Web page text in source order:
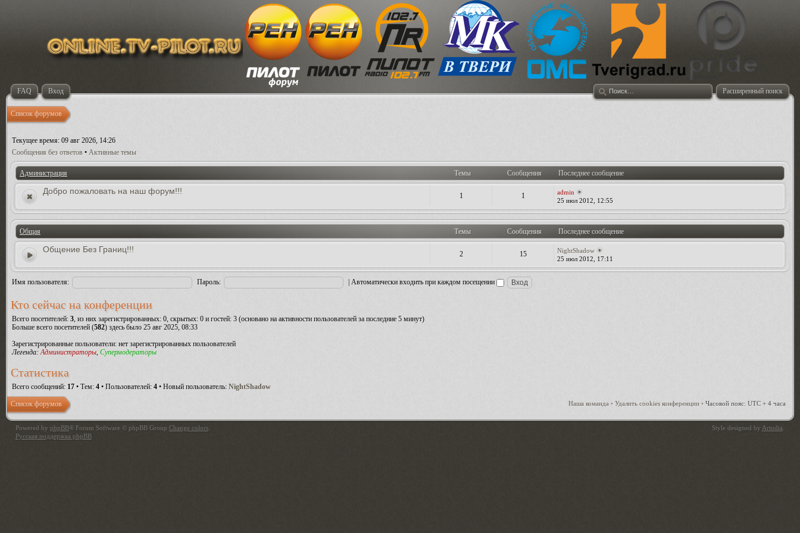
Расширенный поиск
FAQ Вход
Список форумов
Текущее время: 09 авг 2026, 14:26
Сообщения без ответов • Активные темы
Администрация Темы Сообщения Последнее сообщение
Добро пожаловать на наш форум!!! 1 1
admin
25 июл 2012, 12:55
Общая Темы Сообщения Последнее сообщение
Общение Без Границ!!! 2 15
NightShadow
25 июл 2012, 17:11
Имя пользователя: Пароль: | Автоматически входить при каждом посещении
Кто сейчас на конференции
Всего посетителей: 3, из них зарегистрированных: 0, скрытых: 0 и гостей: 3 (основано на активности пользователей за последние 5 минут)
Больше всего посетителей (582) здесь было 25 авг 2025, 08:33
Зарегистрированные пользователи: нет зарегистрированных пользователей
Легенда:Администраторы, Супермодераторы
Статистика
Всего сообщений: 17 • Тем: 4 • Пользователей: 4 • Новый пользователь: NightShadow
Наша команда • Удалить cookies конференции • Часовой пояс: UTC + 4 часа
Список форумов
Powered by phpBB® Forum Software © phpBB Group Change colors
Русская поддержка phpBB
Style designed by Artodia